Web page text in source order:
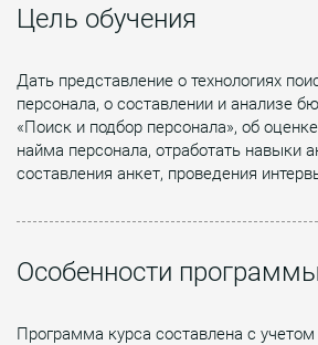
Цель обучения
Дать представление о технологиях
персонала, о составлении и анализе
«Поиск и подбор персонала», об
найма персонала, отработать навыки
составления анкет, проведения
Особенности программы
Программа курса составлена с учетом